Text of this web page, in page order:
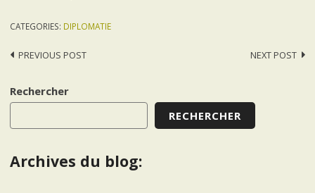
CATEGORIES: DIPLOMATIE
Post
PREVIOUS POST NEXT POST
Rechercher
RECHERCHER
Archives du blog: